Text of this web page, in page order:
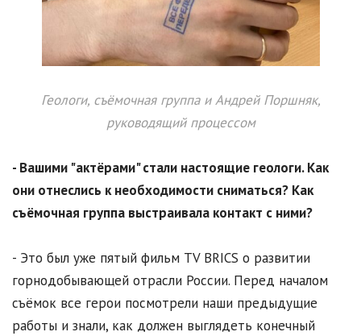
Геологи, съёмочная группа и Андрей Поршняк,
руководящий процессом
- Вашими "актёрами" стали настоящие геологи. Как
они отнеслись к необходимости сниматься? Как
съёмочная группа выстраивала контакт с ними?
- Это был уже пятый фильм TV BRICS о развитии
горнодобывающей отрасли России. Перед началом
съёмок все герои посмотрели наши предыдущие
работы и знали, как должен выглядеть конечный